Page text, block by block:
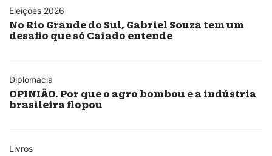
Eleições 2026
No Rio Grande do Sul, Gabriel Souza tem um
desafio que só Caiado entende
Diplomacia
OPINIÃO. Por que o agro bombou e a indústria
brasileira flopou
Livros